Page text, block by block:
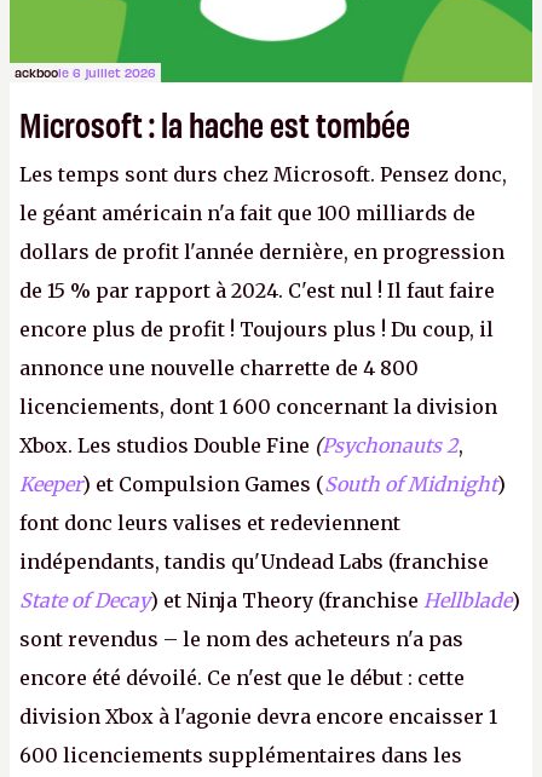
ackboole 6 juillet 2026
Microsoft : la hache est tombée
Les temps sont durs chez Microsoft. Pensez donc,
le géant américain n'a fait que 100 milliards de
dollars de profit l'année dernière, en progression
de 15 % par rapport à 2024. C'est nul ! Il faut faire
encore plus de profit ! Toujours plus ! Du coup, il
annonce une nouvelle charrette de 4 800
licenciements, dont 1 600 concernant la division
Xbox. Les studios Double Fine (Psychonauts 2,
Keeper) et Compulsion Games (South of Midnight)
font donc leurs valises et redeviennent
indépendants, tandis qu'Undead Labs (franchise
State of Decay) et Ninja Theory (franchise Hellblade)
sont revendus – le nom des acheteurs n'a pas
encore été dévoilé. Ce n'est que le début : cette
division Xbox à l'agonie devra encore encaisser 1
600 licenciements supplémentaires dans les